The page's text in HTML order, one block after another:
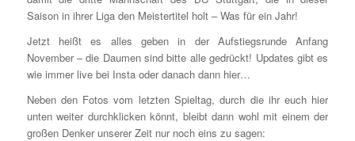
Saison in ihrer Liga den Meistertitel holt – Was für ein Jahr!
Jetzt heißt es alles geben in der Aufstiegsrunde Anfang
November – die Daumen sind bitte alle gedrückt! Updates gibt es
wie immer live bei Insta oder danach dann hier…
Neben den Fotos vom letzten Spieltag, durch die ihr euch hier
unten weiter durchklicken könnt, bleibt dann wohl mit einem der
großen Denker unserer Zeit nur noch eins zu sagen: